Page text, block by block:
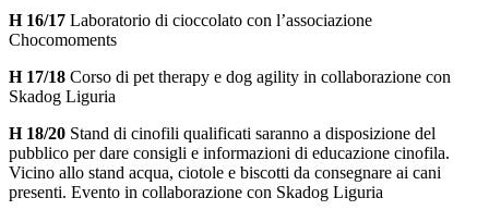
H 16/17 Laboratorio di cioccolato con l’associazione
Chocomoments
H 17/18 Corso di pet therapy e dog agility in collaborazione con
Skadog Liguria
H 18/20 Stand di cinofili qualificati saranno a disposizione del
pubblico per dare consigli e informazioni di educazione cinofila.
Vicino allo stand acqua, ciotole e biscotti da consegnare ai cani
presenti. Evento in collaborazione con Skadog Liguria